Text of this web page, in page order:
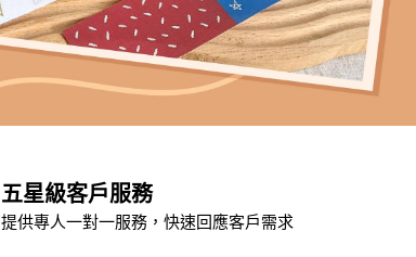
五星級客戶服務
提供專人一對一服務，快速回應客戶需求